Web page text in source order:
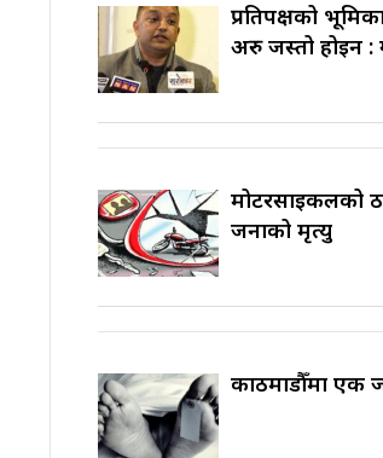
प्रतिपक्षको
अरु जस्तो होइन :
मोटरसाइकलको
जनाको मृत्यु
काठमाडौँमा एक